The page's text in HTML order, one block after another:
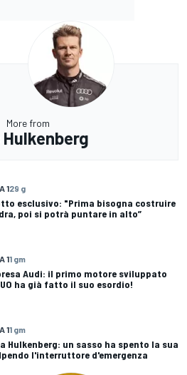
More from
Hulkenberg
129 g
esclusivo: "Prima bisogna costruire
poi si potrà puntare in alto”
11 gm
Audi: il primo motore sviluppato
ha già fatto il suo esordio!
11 gm
Hulkenberg: un sasso ha spento la sua
l'interruttore d'emergenza